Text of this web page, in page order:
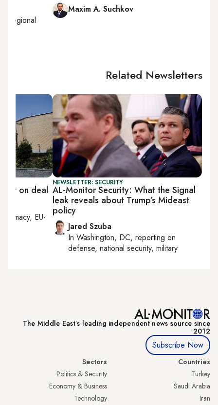
Maxim A. Suchkov
regional
Related Newsletters
NEWSLETTER: SECURITY
AL-Monitor Security: What the Signal
leak reveals about Trump’s Mideast
policy
Jared Szuba
In Washington, DC, reporting on
defense, national security, military
yet on deal
EU-
The Middle Eastʼs leading independent news source since
2012
Subscribe Now
Countries
Turkey
Saudi Arabia
Iran
Sectors
Politics & Security
Economy & Business
Technology